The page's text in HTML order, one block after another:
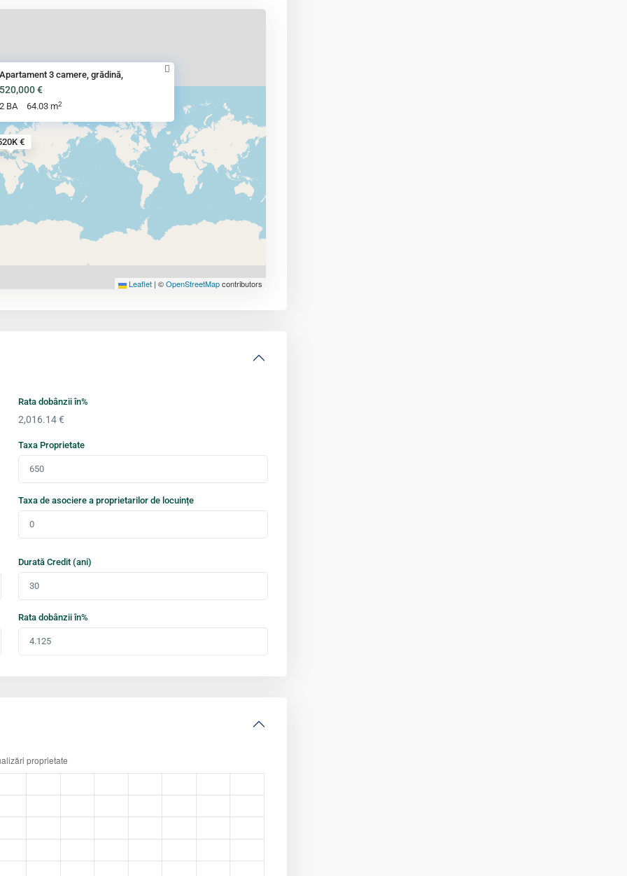
€
Apartament 3 camere, grădină,
520,000 €
2 BA 64.03 m2
Leaflet | ©OpenStreetMapcontributors
Rata dobânzii în%
2,016.14€
Taxa Proprietate
Taxa de asociere a proprietarilor de locuințe
Durată Credit (ani)
Rata dobânzii în%